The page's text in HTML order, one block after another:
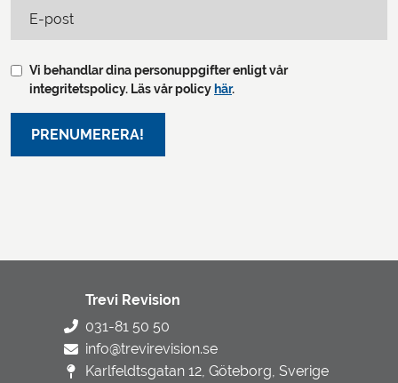
E-post
Vi behandlar dina personuppgifter enligt vår
integritetspolicy. Läs vår policy här.
Trevi Revision
031-81 50 50
info@trevirevision.se
Karlfeldtsgatan 12, Göteborg, Sverige